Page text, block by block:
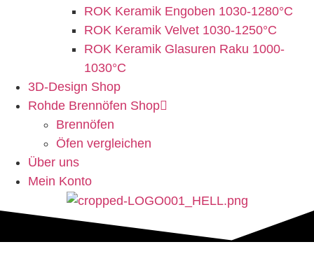
ROK Keramik Engoben 1030-1280°C
ROK Keramik Velvet 1030-1250°C
ROK Keramik Glasuren Raku 1000-
1030°C
3D-Design Shop
Rohde Brennöfen Shop
Brennöfen
Öfen vergleichen
Über uns
Mein Konto